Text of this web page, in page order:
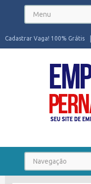
Cadastrar Vaga! 100% Grátis